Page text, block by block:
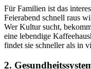
Für Familien ist das
Feierabend schnell raus
Wer Kultur sucht,
eine lebendige
findet sie schneller als in
2.